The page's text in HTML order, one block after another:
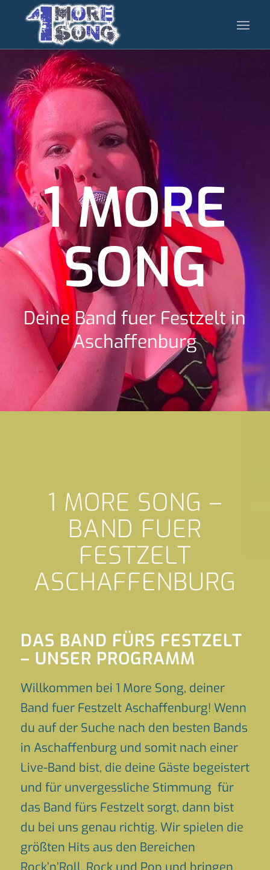
1 MORE
SONG
Deine Band fuer Festzelt in
Aschaffenburg
1 MORE SONG –
BAND FUER
FESTZELT
ASCHAFFENBURG
DAS BAND FÜRS FESTZELT
– UNSER PROGRAMM
Willkommen bei 1 More Song, deiner
Band fuer Festzelt Aschaffenburg! Wenn
du auf der Suche nach den besten Bands
in Aschaffenburg und somit nach einer
Live-Band bist, die deine Gäste begeistert
und für unvergessliche Stimmung für
das Band fürs Festzelt sorgt, dann bist
du bei uns genau richtig. Wir spielen die
größten Hits aus den Bereichen